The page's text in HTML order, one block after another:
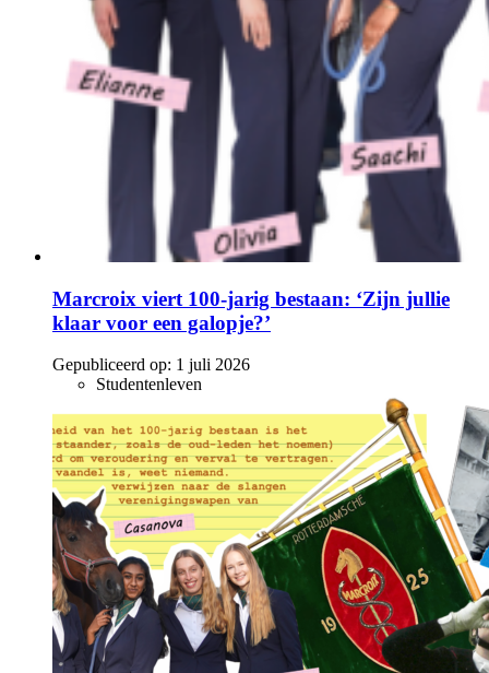
Marcroix viert 100-jarig bestaan: ‘Zijn jullie
klaar voor een galopje?’
Gepubliceerd op: 1 juli 2026
Studentenleven